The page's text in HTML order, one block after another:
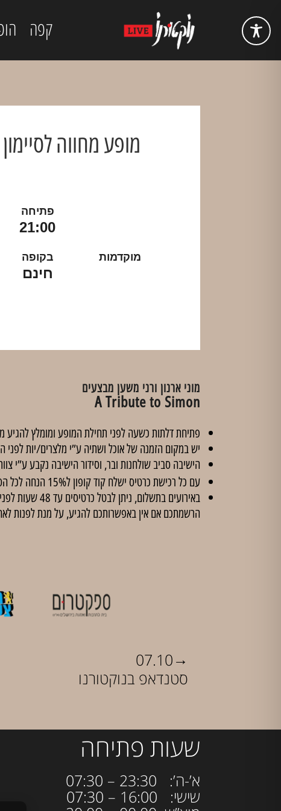
קפה
מופע מחווה
פתיחה
21:00
מוקדמות בקופה
חינם
מוני ארנון ורני משען מבצעים
A Tribute to Simon
פתיחת דלתות כשעה לפני תחילת המופע ומומלץ להגיע
יש במקום הזמנה של אוכל ושתיה ע”י מלצרים/יות לפני
הישיבה סביב שולחנות ובר, וסידור הישיבה נקבע ע”י
עם כל רכישת כרטיס ישלח קוד קופון ל15% הנחה לכל הסדנאות ב'
הרשמתכם אם אין באפשרותכם להגיע, על מנת לפנות
07.10→
סטנדאפ בנוקטורנו
שעות פתיחה
א’-ה’: 23:30 – 07:30
שישי: 16:00 – 07:30